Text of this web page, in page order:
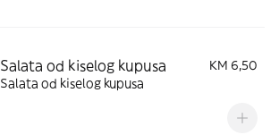
Salata od kiselog kupusa
KM 6,50
Salata od kiselog kupusa